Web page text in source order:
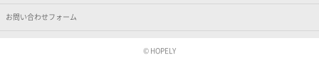
お問い合わせフォーム
© HOPELY